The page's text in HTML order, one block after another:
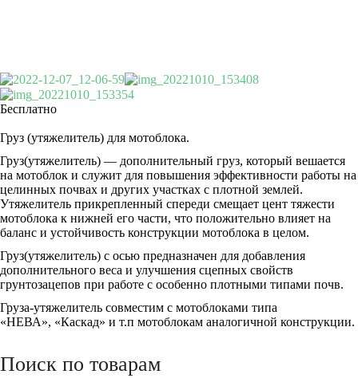
Бесплатно
Груз (утяжелитель) для мотоблока.
Груз(утяжелитель) — дополнительный груз, который вешается
на мотоблок и служит для повышения эффективности работы на
целинных почвах и других участках с плотной землей.
Утяжелитель прикрепленный спереди смещает цент тяжести
мотоблока к нижней его части, что положительно влияет на
баланс и устойчивость конструкции мотоблока в целом.
Груз(утяжелитель) c осью предназначен для добавления
дополнительного веса и улучшения сцепных свойств
грунтозацепов при работе с особенно плотными типами почв.
Груза-утяжелитель совместим с мотоблоками типа
«НЕВА», «Каскад» и т.п мотоблокам аналогичной конструкции.
Поиск по товарам